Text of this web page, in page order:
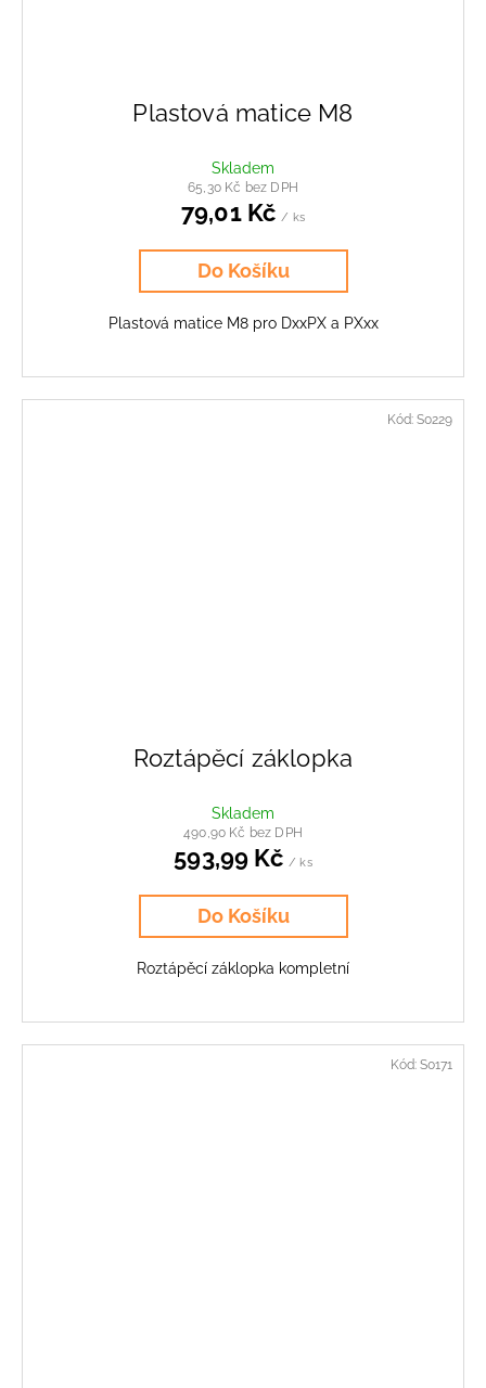
Plastová matice M8
Skladem
65,30 Kč bez DPH
79,01 Kč/ ks
Do Košíku
Plastová matice M8 pro DxxPX a PXxx
Roztápěcí záklopka
Skladem
490,90 Kč bez DPH
593,99 Kč/ ks
Do Košíku
Roztápěcí záklopka kompletní
Kód: S0229
Kód: S0171